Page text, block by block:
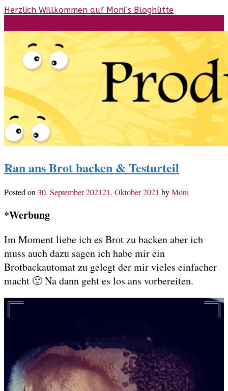
Skip
content
Herzlich Willkommen auf Moni´s Bloghütte
Ran ans Brot backen & Testurteil
Posted on 30. September 202121. Oktober 2021 byMoni
*Werbung
Im Moment liebe ich es Brot zu backen aber ich
muss auch dazu sagen ich habe mir ein
Brotbackautomat zu gelegt der mir vieles einfacher
macht 🙂 Na dann geht es los ans vorbereiten.